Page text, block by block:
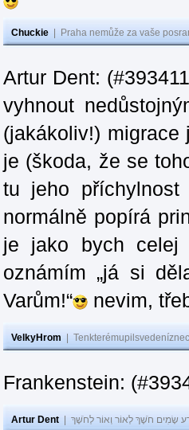
Chuckie Praha nemůže za vaše
Artur Dent:
vyhnout
(jakákoliv!)
je (škoda, že se
tu jeho
normálně popírá
je jako bych celej
oznámím „já si
Varům!“
nevim,
VelkyHrom
Frankenstein:
Artur Dent שָׂמִים חֹשֶׁךְ לְאוֹר וְאוֹר לְחֹשֶׁךְ